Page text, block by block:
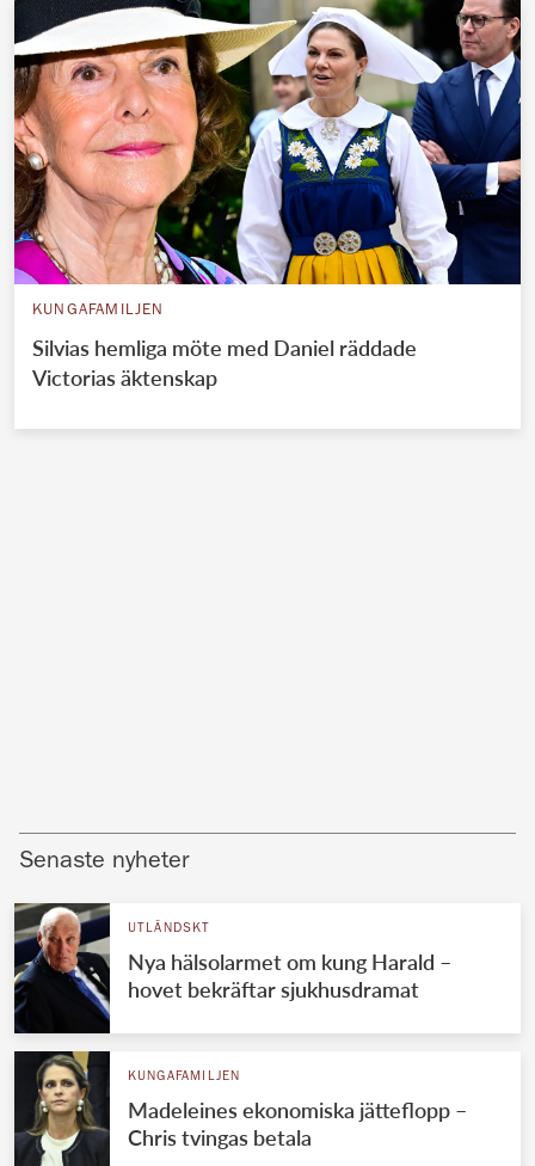
KUNGAFAMILJEN
Silvias hemliga möte med Daniel räddade
Victorias äktenskap
Senaste nyheter
UTLÄNDSKT
Nya hälsolarmet om kung Harald –
hovet bekräftar sjukhusdramat
KUNGAFAMILJEN
Madeleines ekonomiska jätteflopp –
Chris tvingas betala